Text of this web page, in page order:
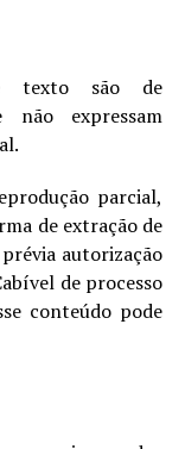
texto são de
não expressam
parcial,
de extração de
autorização
de processo
conteúdo pode